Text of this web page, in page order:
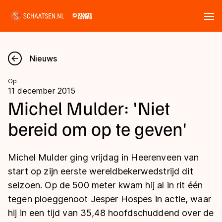
Nieuws
Kalender
Disciplines
Langebaan
Shorttrack
Inlineskaten
Uitslagen
Langebaan
Shorttrack
Marathon
Tijden & historie
Ranglijsten Langebaan
Nieuws
Op
11 december 2015
Michel Mulder: 'Niet
bereid om op te geven'
Michel Mulder ging vrijdag in Heerenveen van
start op zijn eerste wereldbekerwedstrijd dit
seizoen. Op de 500 meter kwam hij al in rit één
tegen ploeggenoot Jesper Hospes in actie, waar
hij in een tijd van 35,48 hoofdschuddend over de